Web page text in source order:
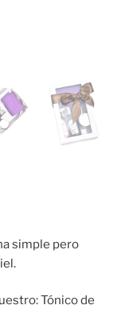
simple pero
Tónico de